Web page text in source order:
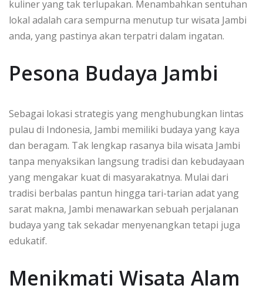
kuliner yang tak terlupakan. Menambahkan sentuhan
lokal adalah cara sempurna menutup tur wisata Jambi
anda, yang pastinya akan terpatri dalam ingatan.
Pesona Budaya Jambi
Sebagai lokasi strategis yang menghubungkan lintas
pulau di Indonesia, Jambi memiliki budaya yang kaya
dan beragam. Tak lengkap rasanya bila wisata Jambi
tanpa menyaksikan langsung tradisi dan kebudayaan
yang mengakar kuat di masyarakatnya. Mulai dari
tradisi berbalas pantun hingga tari-tarian adat yang
sarat makna, Jambi menawarkan sebuah perjalanan
budaya yang tak sekadar menyenangkan tetapi juga
edukatif.
Menikmati Wisata Alam